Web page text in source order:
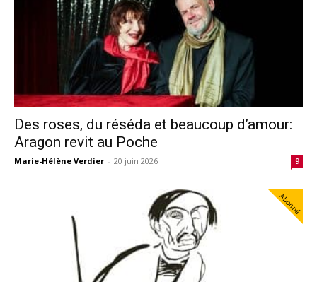
Des roses, du réséda et beaucoup d’amour:
Aragon revit au Poche
Marie-Hélène Verdier - 20 juin 2026 9
Abonné